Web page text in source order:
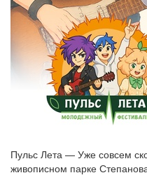
Пульс Лета — Уже совсем
живописном парке